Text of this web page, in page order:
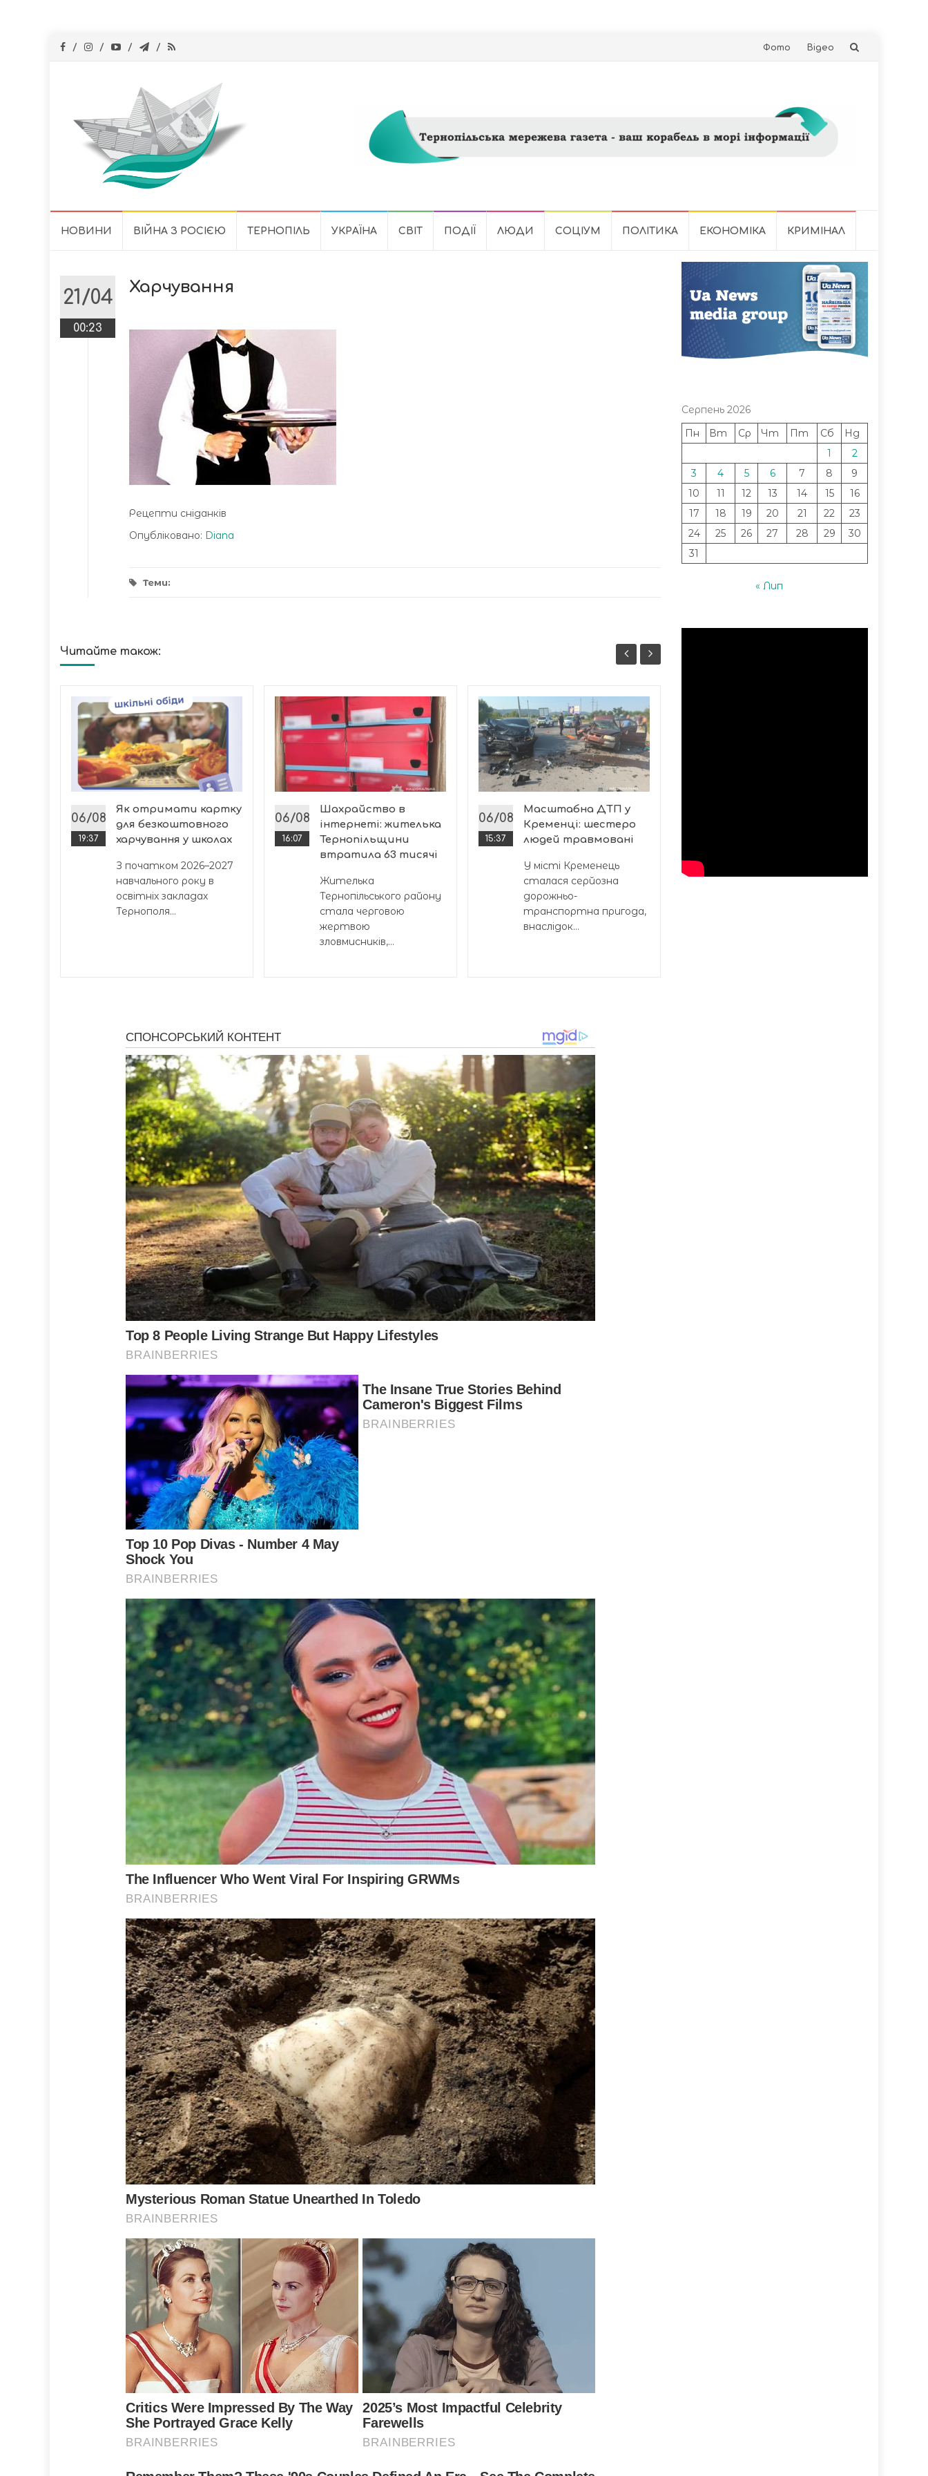
Skip
Фото Відео
НОВИНИ ВІЙНА З РОСІЄЮ ТЕРНОПІЛЬ УКРАЇНА СВІТ ПОДІЇ ЛЮДИ СОЦІУМ ПОЛІТИКА ЕКОНОМІКА КРИМІНАЛ
21/04
00:23
Харчування
Рецепти сніданків
Опубліковано: Diana
Теми:
Читайте також:
06/08
19:37
Як отримати картку
для безкоштовного
харчування у школах
З початком 2026–2027
навчального року в
освітніх закладах
Тернополя...
06/08
16:07
Шахрайство в
інтернеті: жителька
Тернопільщини
втратила 63 тисячі
Жителька
Тернопільського району
стала черговою
жертвою
зловмисників,...
06/08
15:37
Масштабна ДТП у
Кременці: шестеро
людей травмовані
У місті Кременець
сталася серйозна
дорожньо-
транспортна пригода,
внаслідок...
Серпень 2026
Пн
Вт Ср Чт Пт Сб
Нд
1
2
3
4 5 6 7 8
9
10
11 12 13 14 15
16
17
18 19 20 21 22
23
24
25 26 27 28 29
30
31
« Лип